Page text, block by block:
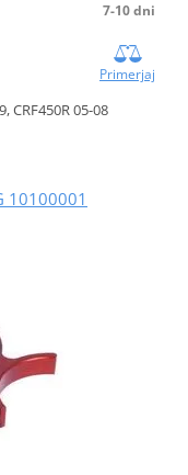
7-10 dni
Primerjaj
CRF450R 05-08
10100001